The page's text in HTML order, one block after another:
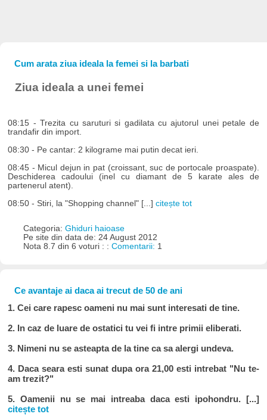
Cum arata ziua ideala la femei si la barbati
Ziua ideala a unei femei
08:15 - Trezita cu saruturi si gadilata cu ajutorul unei petale de
trandafir din import.
08:30 - Pe cantar: 2 kilograme mai putin decat ieri.
08:45 - Micul dejun in pat (croissant, suc de portocale proaspate).
Deschiderea cadoului (inel cu diamant de 5 karate ales de
partenerul atent).
08:50 - Stiri, la "Shopping channel" [...]citește tot
Categoria: Ghiduri haioase
Pe site din data de: 24 August 2012
Nota 8.7 din 6 voturi : : Comentarii: 1
Ce avantaje ai daca ai trecut de 50 de ani
1. Cei care rapesc oameni nu mai sunt interesati de tine.
2. In caz de luare de ostatici tu vei fi intre primii eliberati.
3. Nimeni nu se asteapta de la tine ca sa alergi undeva.
4. Daca seara esti sunat dupa ora 21,00 esti intrebat "Nu te-
am trezit?"
5. Oamenii nu se mai intreaba daca esti ipohondru. [...]
citește tot